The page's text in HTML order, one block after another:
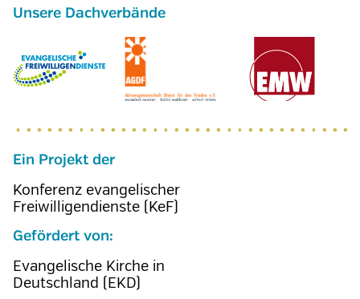
Ein Projekt der
Konferenz evangelischer
Freiwilligendienste (KeF)
Gefördert von:
Evangelische Kirche in
Deutschland (EKD)